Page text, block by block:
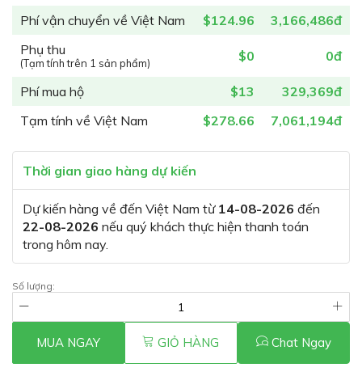
Phí vận chuyển về Việt Nam
$124.96
3,166,486đ
Phụ thu
(Tạm tính trên 1 sản phẩm) $0 0đ
Phí mua hộ $13
329,369đ
Tạm tính về Việt Nam
$278.66 7,061,194đ
Thời gian giao hàng dự kiến
Dự kiến hàng về đến Việt Nam từ 14-08-2026 đến
22-08-2026 nếu quý khách thực hiện thanh toán
trong hôm nay.
Số lượng:
MUA NGAY GIỎ HÀNG Chat Ngay